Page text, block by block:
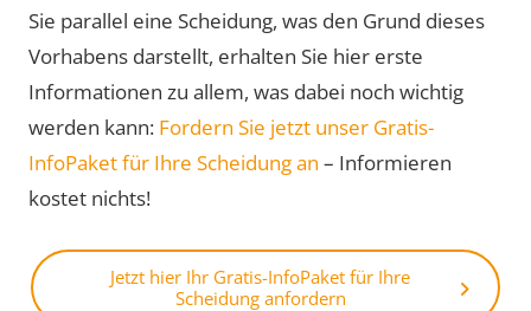
Sie parallel eine Scheidung, was den Grund dieses
Vorhabens darstellt, erhalten Sie hier erste
Informationen zu allem, was dabei noch wichtig
werden kann: Fordern Sie jetzt unser Gratis-
InfoPaket für Ihre Scheidung an – Informieren
kostet nichts!
Jetzt hier Ihr Gratis-InfoPaket für Ihre
Scheidung anfordern